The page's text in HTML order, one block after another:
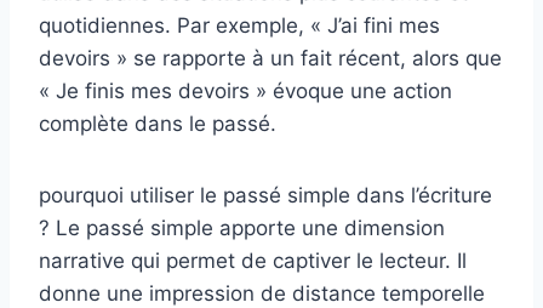
quotidiennes. Par exemple, « J’ai fini mes
devoirs » se rapporte à un fait récent, alors que
« Je finis mes devoirs » évoque une action
complète dans le passé.
pourquoi utiliser le passé simple dans l’écriture
? Le passé simple apporte une dimension
narrative qui permet de captiver le lecteur. Il
donne une impression de distance temporelle